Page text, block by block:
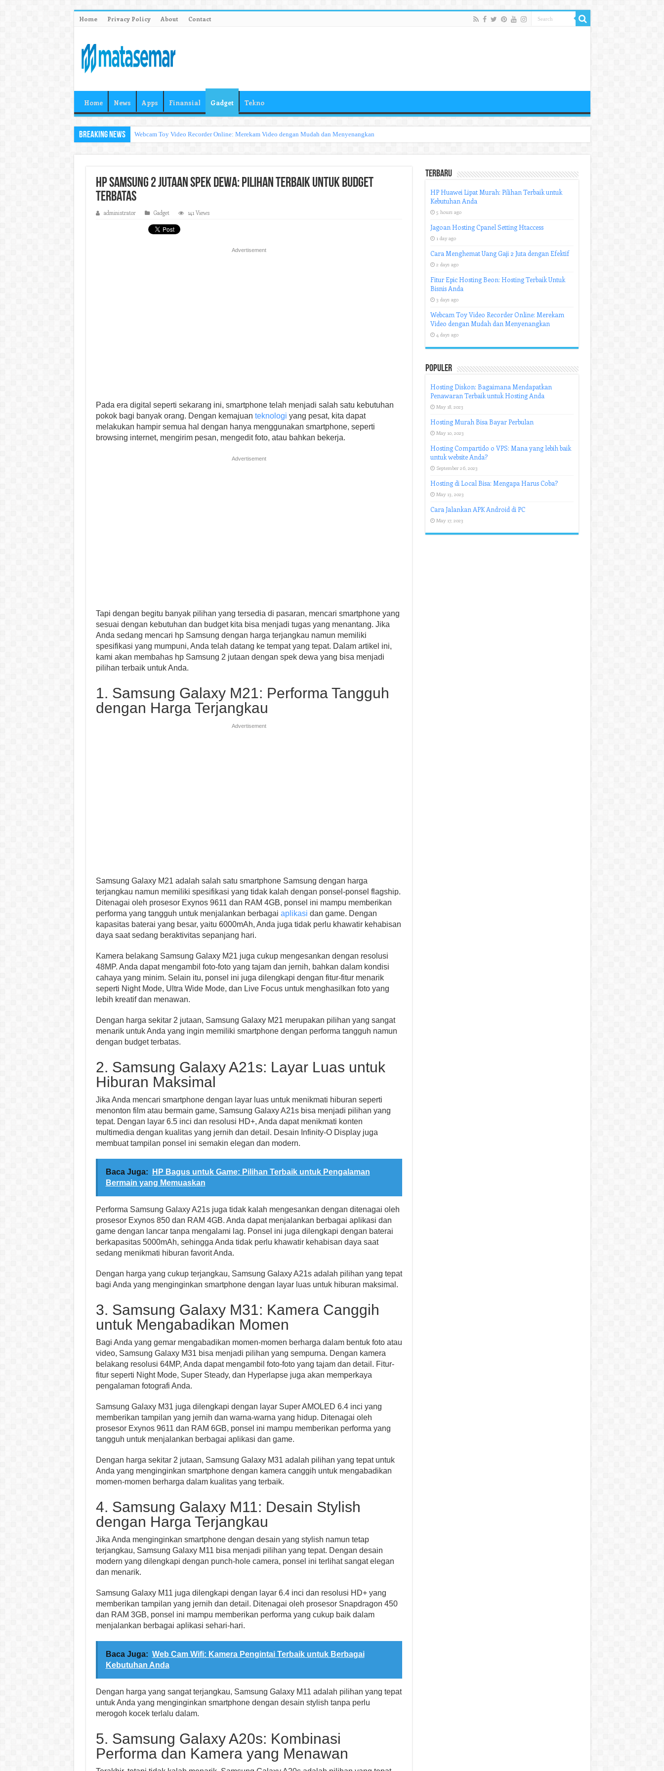
Home Privacy Policy About Contact
Home News Apps Finansial Gadget Tekno
Breaking News Webcam Toy Video Recorder Online: Merekam Video dengan Mudah dan Menyenangkan
Hp Samsung 2 Jutaan Spek Dewa: Pilihan Terbaik untuk Budget
Terbatas
administrator Gadget 141 Views
Advertisement
Pada era digital seperti sekarang ini, smartphone telah menjadi salah satu kebutuhan
pokok bagi banyak orang. Dengan kemajuan teknologi yang pesat, kita dapat
melakukan hampir semua hal dengan hanya menggunakan smartphone, seperti
browsing internet, mengirim pesan, mengedit foto, atau bahkan bekerja.
Advertisement
Tapi dengan begitu banyak pilihan yang tersedia di pasaran, mencari smartphone yang
sesuai dengan kebutuhan dan budget kita bisa menjadi tugas yang menantang. Jika
Anda sedang mencari hp Samsung dengan harga terjangkau namun memiliki
spesifikasi yang mumpuni, Anda telah datang ke tempat yang tepat. Dalam artikel ini,
kami akan membahas hp Samsung 2 jutaan dengan spek dewa yang bisa menjadi
pilihan terbaik untuk Anda.
1. Samsung Galaxy M21: Performa Tangguh
dengan Harga Terjangkau
Advertisement
Samsung Galaxy M21 adalah salah satu smartphone Samsung dengan harga
terjangkau namun memiliki spesifikasi yang tidak kalah dengan ponsel-ponsel flagship.
Ditenagai oleh prosesor Exynos 9611 dan RAM 4GB, ponsel ini mampu memberikan
performa yang tangguh untuk menjalankan berbagai aplikasi dan game. Dengan
kapasitas baterai yang besar, yaitu 6000mAh, Anda juga tidak perlu khawatir kehabisan
daya saat sedang beraktivitas sepanjang hari.
Kamera belakang Samsung Galaxy M21 juga cukup mengesankan dengan resolusi
48MP. Anda dapat mengambil foto-foto yang tajam dan jernih, bahkan dalam kondisi
cahaya yang minim. Selain itu, ponsel ini juga dilengkapi dengan fitur-fitur menarik
seperti Night Mode, Ultra Wide Mode, dan Live Focus untuk menghasilkan foto yang
lebih kreatif dan menawan.
Dengan harga sekitar 2 jutaan, Samsung Galaxy M21 merupakan pilihan yang sangat
menarik untuk Anda yang ingin memiliki smartphone dengan performa tangguh namun
dengan budget terbatas.
2. Samsung Galaxy A21s: Layar Luas untuk
Hiburan Maksimal
Jika Anda mencari smartphone dengan layar luas untuk menikmati hiburan seperti
menonton film atau bermain game, Samsung Galaxy A21s bisa menjadi pilihan yang
tepat. Dengan layar 6.5 inci dan resolusi HD+, Anda dapat menikmati konten
multimedia dengan kualitas yang jernih dan detail. Desain Infinity-O Display juga
membuat tampilan ponsel ini semakin elegan dan modern.
Baca Juga:
HP Bagus untuk Game: Pilihan Terbaik untuk Pengalaman
Bermain yang Memuaskan
Performa Samsung Galaxy A21s juga tidak kalah mengesankan dengan ditenagai oleh
prosesor Exynos 850 dan RAM 4GB. Anda dapat menjalankan berbagai aplikasi dan
game dengan lancar tanpa mengalami lag. Ponsel ini juga dilengkapi dengan baterai
berkapasitas 5000mAh, sehingga Anda tidak perlu khawatir kehabisan daya saat
sedang menikmati hiburan favorit Anda.
Dengan harga yang cukup terjangkau, Samsung Galaxy A21s adalah pilihan yang tepat
bagi Anda yang menginginkan smartphone dengan layar luas untuk hiburan maksimal.
3. Samsung Galaxy M31: Kamera Canggih
untuk Mengabadikan Momen
Bagi Anda yang gemar mengabadikan momen-momen berharga dalam bentuk foto atau
video, Samsung Galaxy M31 bisa menjadi pilihan yang sempurna. Dengan kamera
belakang resolusi 64MP, Anda dapat mengambil foto-foto yang tajam dan detail. Fitur-
fitur seperti Night Mode, Super Steady, dan Hyperlapse juga akan memperkaya
pengalaman fotografi Anda.
Samsung Galaxy M31 juga dilengkapi dengan layar Super AMOLED 6.4 inci yang
memberikan tampilan yang jernih dan warna-warna yang hidup. Ditenagai oleh
prosesor Exynos 9611 dan RAM 6GB, ponsel ini mampu memberikan performa yang
tangguh untuk menjalankan berbagai aplikasi dan game.
Dengan harga sekitar 2 jutaan, Samsung Galaxy M31 adalah pilihan yang tepat untuk
Anda yang menginginkan smartphone dengan kamera canggih untuk mengabadikan
momen-momen berharga dalam kualitas yang terbaik.
4. Samsung Galaxy M11: Desain Stylish
dengan Harga Terjangkau
Jika Anda menginginkan smartphone dengan desain yang stylish namun tetap
terjangkau, Samsung Galaxy M11 bisa menjadi pilihan yang tepat. Dengan desain
modern yang dilengkapi dengan punch-hole camera, ponsel ini terlihat sangat elegan
dan menarik.
Samsung Galaxy M11 juga dilengkapi dengan layar 6.4 inci dan resolusi HD+ yang
memberikan tampilan yang jernih dan detail. Ditenagai oleh prosesor Snapdragon 450
dan RAM 3GB, ponsel ini mampu memberikan performa yang cukup baik dalam
menjalankan berbagai aplikasi sehari-hari.
Baca Juga: Web Cam Wifi: Kamera Pengintai Terbaik untuk Berbagai
Kebutuhan Anda
Dengan harga yang sangat terjangkau, Samsung Galaxy M11 adalah pilihan yang tepat
untuk Anda yang menginginkan smartphone dengan desain stylish tanpa perlu
merogoh kocek terlalu dalam.
5. Samsung Galaxy A20s: Kombinasi
Performa dan Kamera yang Menawan
Terbaru
HP Huawei Lipat Murah: Pilihan Terbaik untuk
Kebutuhan Anda
5 hours ago
Jagoan Hosting Cpanel Setting Htaccess
1 day ago
Cara Menghemat Uang Gaji 2 Juta dengan Efektif
2 days ago
Fitur Epic Hosting Beon: Hosting Terbaik Untuk
Bisnis Anda
3 days ago
Webcam Toy Video Recorder Online: Merekam
Video dengan Mudah dan Menyenangkan
4 days ago
Populer
Hosting Diskon: Bagaimana Mendapatkan
Penawaran Terbaik untuk Hosting Anda
May 18, 2023
Hosting Murah Bisa Bayar Perbulan
May 10, 2023
Hosting Compartido o VPS: Mana yang lebih baik
untuk website Anda?
September 26, 2023
Hosting di Local Bisa: Mengapa Harus Coba?
May 13, 2023
Cara Jalankan APK Android di PC
May 17, 2023